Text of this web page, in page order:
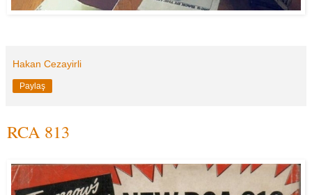
Hakan Cezayirli
Paylaş
RCA 813